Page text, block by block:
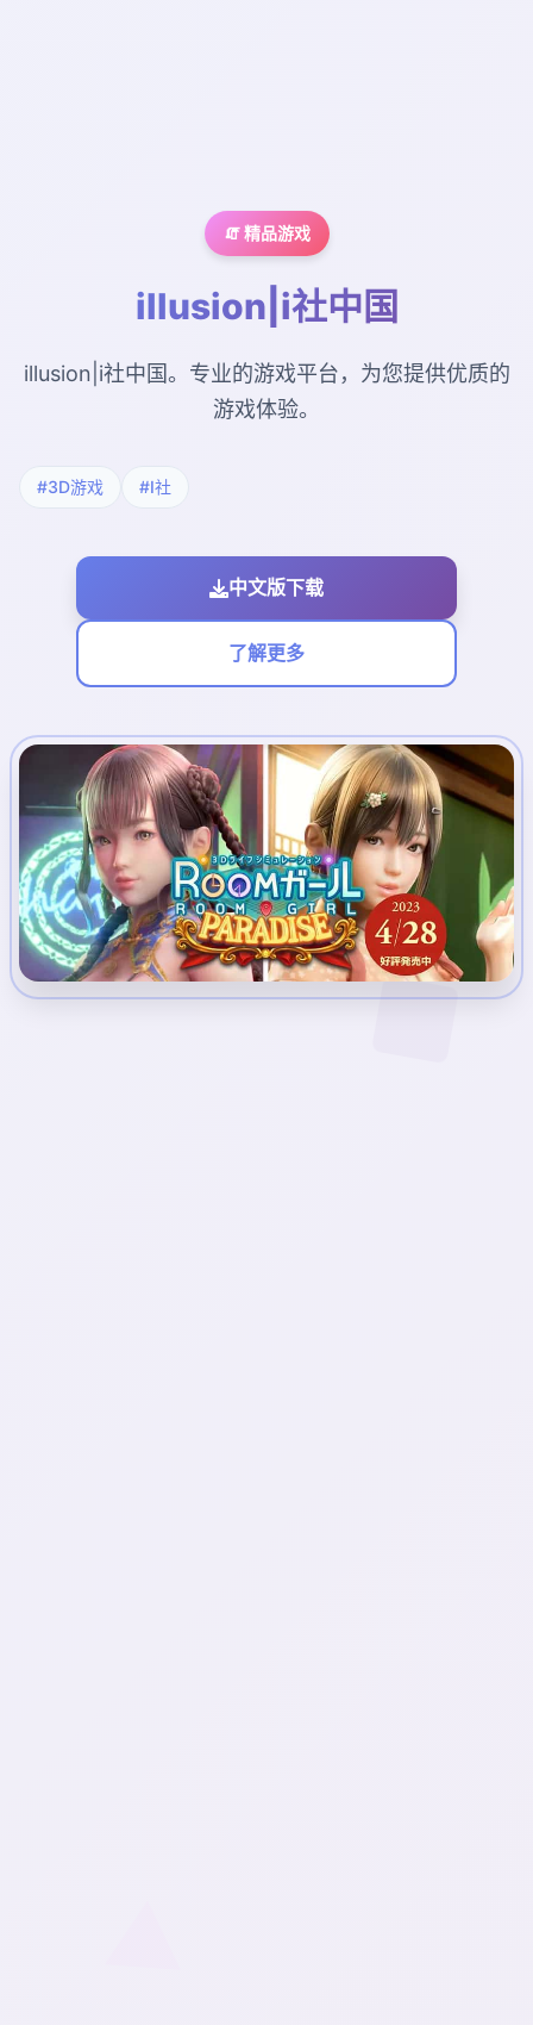
🧯 精品游戏
illusion|i社中国
illusion|i社中国。专业的游戏平台，为您提供优质的
游戏体验。
#3D游戏 #I社
中文版下载
了解更多